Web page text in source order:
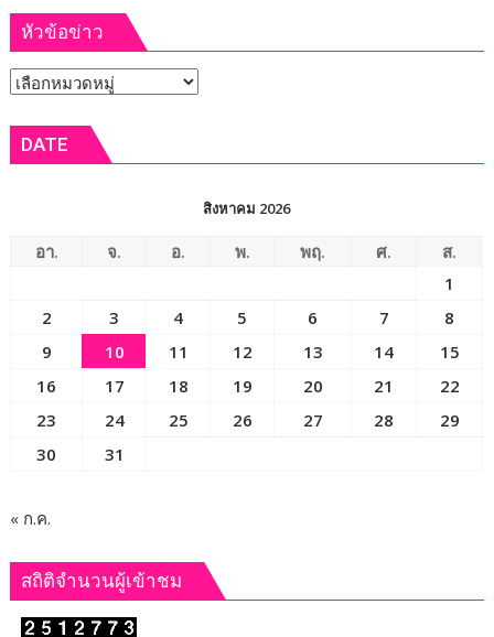
สหกรณ์
ยก
คุณภาพ
เกษตรกร
เปิด
หัวข้อข่าว
หัวข้อ
DATE
สิงหาคม 2026
อา. จ. อ. พ. พฤ. ศ.
ส.
1
2
3 4 5 6 7
8
9
10 11 12 13 14
15
16
17 18 19 20 21
22
23
24 25 26 27 28
29
30
31
« ก.ค.
สถิติจำนวนผู้เข้าชม